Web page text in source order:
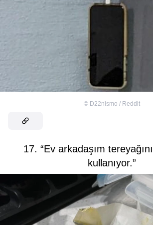
© D22nismo / Reddit
17. “Ev arkadaşım
kullanıyor.”